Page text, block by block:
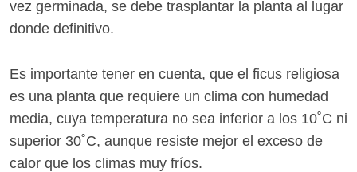
vez germinada, se debe trasplantar la planta al lugar
donde definitivo.
Es importante tener en cuenta, que el ficus religiosa
es una planta que requiere un clima con humedad
media, cuya temperatura no sea inferior a los 10˚C ni
superior 30˚C, aunque resiste mejor el exceso de
calor que los climas muy fríos.